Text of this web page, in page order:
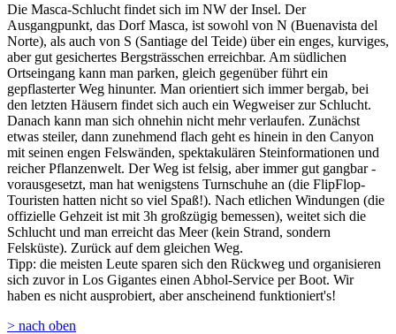
Die Masca-Schlucht findet sich im NW der Insel. Der
Ausgangpunkt, das Dorf Masca, ist sowohl von N (Buenavista del
Norte), als auch von S (Santiage del Teide) über ein enges, kurviges,
aber gut gesichertes Bergsträsschen erreichbar. Am südlichen
Ortseingang kann man parken, gleich gegenüber führt ein
gepflasterter Weg hinunter. Man orientiert sich immer bergab, bei
den letzten Häusern findet sich auch ein Wegweiser zur Schlucht.
Danach kann man sich ohnehin nicht mehr verlaufen. Zunächst
etwas steiler, dann zunehmend flach geht es hinein in den Canyon
mit seinen engen Felswänden, spektakulären Steinformationen und
reicher Pflanzenwelt. Der Weg ist felsig, aber immer gut gangbar -
vorausgesetzt, man hat wenigstens Turnschuhe an (die FlipFlop-
Touristen hatten nicht so viel Spaß!). Nach etlichen Windungen (die
offizielle Gehzeit ist mit 3h großzügig bemessen), weitet sich die
Schlucht und man erreicht das Meer (kein Strand, sondern
Felsküste). Zurück auf dem gleichen Weg.
Tipp: die meisten Leute sparen sich den Rückweg und organisieren
sich zuvor in Los Gigantes einen Abhol-Service per Boot. Wir
haben es nicht ausprobiert, aber anscheinend funktioniert's!
> nach oben